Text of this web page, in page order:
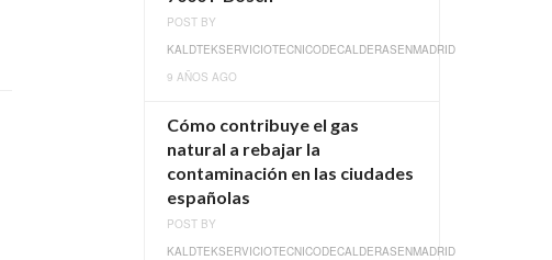
POST BY
KALDTEKSERVICIOTECNICODECALDERASENMADRID
9 AÑOS AGO
Cómo contribuye el gas
natural a rebajar la
contaminación en las ciudades
españolas
POST BY
KALDTEKSERVICIOTECNICODECALDERASENMADRID